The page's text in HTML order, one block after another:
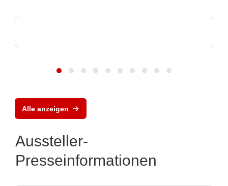
Alle anzeigen
Aussteller-
Presseinformationen